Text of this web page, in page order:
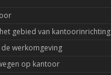
gebied van kantoorinrichting
werkomgeving
op kantoor